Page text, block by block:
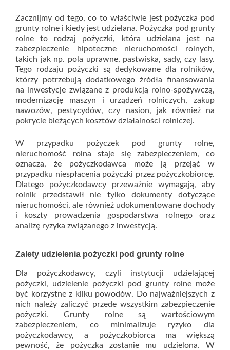
Zacznijmy od tego, co to właściwie jest pożyczka pod
grunty rolne i kiedy jest udzielana. Pożyczka pod grunty
rolne to rodzaj pożyczki, która udzielana jest na
zabezpieczenie hipoteczne nieruchomości rolnych,
takich jak np. pola uprawne, pastwiska, sady, czy lasy.
Tego rodzaju pożyczki są dedykowane dla rolników,
którzy potrzebują dodatkowego źródła finansowania
na inwestycje związane z produkcją rolno-spożywczą,
modernizację maszyn i urządzeń rolniczych, zakup
nawozów, pestycydów, czy nasion, jak również na
pokrycie bieżących kosztów działalności rolniczej.
W przypadku pożyczek pod grunty rolne,
nieruchomość rolna staje się zabezpieczeniem, co
oznacza, że pożyczkodawca może ją przejąć w
przypadku niespłacenia pożyczki przez pożyczkobiorcę.
Dlatego pożyczkodawcy przeważnie wymagają, aby
rolnik przedstawił nie tylko dokumenty dotyczące
nieruchomości, ale również udokumentowane dochody
i koszty prowadzenia gospodarstwa rolnego oraz
analizę ryzyka związanego z inwestycją.
Zalety udzielenia pożyczki pod grunty rolne
Dla pożyczkodawcy, czyli instytucji udzielającej
pożyczki, udzielenie pożyczki pod grunty rolne może
być korzystne z kilku powodów. Do najważniejszych z
nich należy zaliczyć przede wszystkim zabezpieczenie
pożyczki. Grunty rolne są wartościowym
zabezpieczeniem, co minimalizuje ryzyko dla
pożyczkodawcy, a pożyczkobiorca ma większą
pewność, że pożyczka zostanie mu udzielona. W